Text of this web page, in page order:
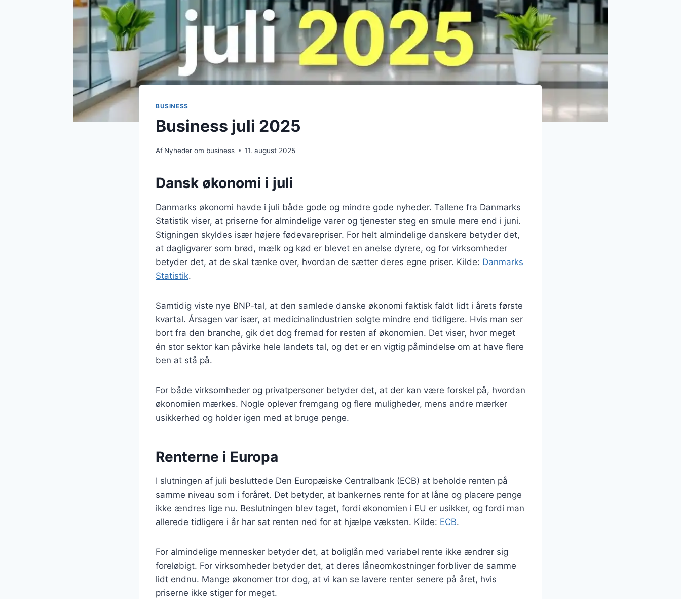
BUSINESS
Business juli 2025
Af Nyheder om business 11. august 2025
Dansk økonomi i juli
Danmarks økonomi havde i juli både gode og mindre gode nyheder. Tallene fra Danmarks
Statistik viser, at priserne for almindelige varer og tjenester steg en smule mere end i juni.
Stigningen skyldes især højere fødevarepriser. For helt almindelige danskere betyder det,
at dagligvarer som brød, mælk og kød er blevet en anelse dyrere, og for virksomheder
betyder det, at de skal tænke over, hvordan de sætter deres egne priser. Kilde: Danmarks
Statistik.
Samtidig viste nye BNP-tal, at den samlede danske økonomi faktisk faldt lidt i årets første
kvartal. Årsagen var især, at medicinalindustrien solgte mindre end tidligere. Hvis man ser
bort fra den branche, gik det dog fremad for resten af økonomien. Det viser, hvor meget
én stor sektor kan påvirke hele landets tal, og det er en vigtig påmindelse om at have flere
ben at stå på.
For både virksomheder og privatpersoner betyder det, at der kan være forskel på, hvordan
økonomien mærkes. Nogle oplever fremgang og flere muligheder, mens andre mærker
usikkerhed og holder igen med at bruge penge.
Renterne i Europa
I slutningen af juli besluttede Den Europæiske Centralbank (ECB) at beholde renten på
samme niveau som i foråret. Det betyder, at bankernes rente for at låne og placere penge
ikke ændres lige nu. Beslutningen blev taget, fordi økonomien i EU er usikker, og fordi man
allerede tidligere i år har sat renten ned for at hjælpe væksten. Kilde: ECB.
For almindelige mennesker betyder det, at boliglån med variabel rente ikke ændrer sig
foreløbigt. For virksomheder betyder det, at deres låneomkostninger forbliver de samme
lidt endnu. Mange økonomer tror dog, at vi kan se lavere renter senere på året, hvis
priserne ikke stiger for meget.